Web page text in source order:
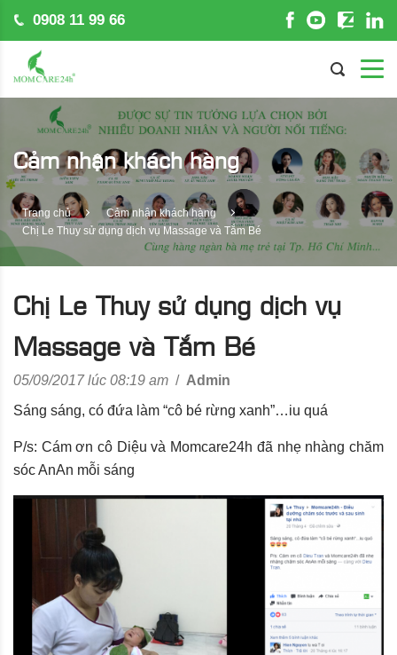
0908 11 99 66
Cảm nhận khách hàng
Trang chủ
Cảm nhận khách hàng
Chị Le Thuy sử dụng dịch vụ Massage và Tắm Bé
Chị Le Thuy sử dụng dịch vụ
Massage và Tắm Bé
05/09/2017 lúc 08:19 am / Admin
Sáng sáng, có đứa làm “cô bé rừng xanh”…iu quá
P/s: Cám ơn cô Diệu và Momcare24h đã nhẹ nhàng chăm
sóc AnAn mỗi sáng